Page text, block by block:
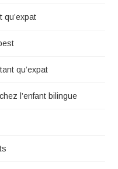
qu’expat
qu’expat
l’enfant bilingue